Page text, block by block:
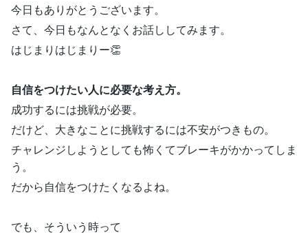
今日もありがとうございます。
さて、今日もなんとなくお話ししてみます。
はじまりはじまりー👏
自信をつけたい人に必要な考え方。
成功するには挑戦が必要。
だけど、大きなことに挑戦するには不安がつきもの。
チャレンジしようとしても怖くてブレーキがかかってしま
う。
だから自信をつけたくなるよね。
でも、そういう時って